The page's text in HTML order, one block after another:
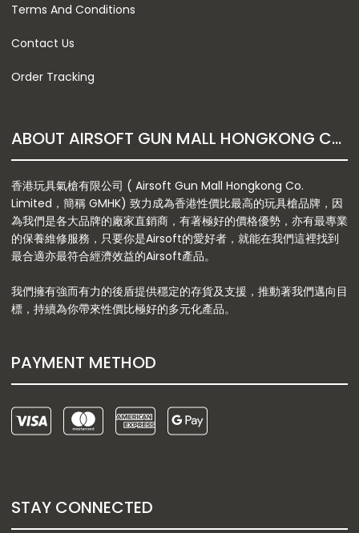
Terms And Conditions
Contact Us
Order Tracking
ABOUT AIRSOFT GUN MALL HONGKONG CO. LTD
香港玩具氣槍有限公司 ( Airsoft Gun Mall Hongkong Co.
Limited，簡稱 GMHK) 致力成為香港性價比最高的玩具槍品牌，因
為我們是各大品牌的廠家直銷商，有著極好的價格優勢，亦有最專業
的保養維修服務，只要你是Airsoft的愛好者，就能在我們這裡找到
最合適亦最符合經濟效益的Airsoft產品。
我們擁有強而有力的後盾提供穩定的存貨及支援，推動著我們邁向目
標，持續為你帶來性價比極好的多元化產品。
PAYMENT METHOD
STAY CONNECTED